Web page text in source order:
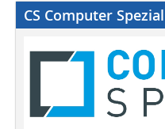
CS Computer Spezial